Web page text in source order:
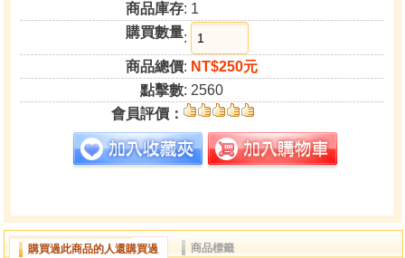
商品庫存: 1
購買數量:
商品總價: NT$250元
點擊數: 2560
會員評價：
購買過此商品的人還購買過 商品標籤